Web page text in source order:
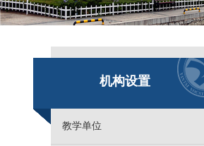
机构设置
教学单位